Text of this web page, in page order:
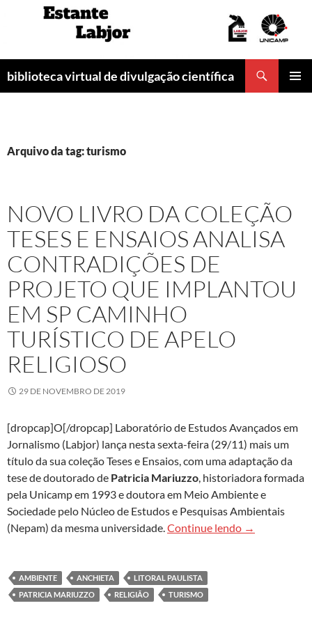
conteúdo
biblioteca virtual de divulgação científica
Arquivo da tag: turismo
NOVO LIVRO DA COLEÇÃO
TESES E ENSAIOS ANALISA
CONTRADIÇÕES DE
PROJETO QUE IMPLANTOU
EM SP CAMINHO
TURÍSTICO DE APELO
RELIGIOSO
29 DE NOVEMBRO DE 2019
[dropcap]O[/dropcap] Laboratório de Estudos Avançados em
Jornalismo (Labjor) lança nesta sexta-feira (29/11) mais um
título da sua coleção Teses e Ensaios, com uma adaptação da
tese de doutorado de Patricia Mariuzzo, historiadora formada
pela Unicamp em 1993 e doutora em Meio Ambiente e
Sociedade pelo Núcleo de Estudos e Pesquisas Ambientais
(Nepam) da mesma universidade.Continue lendo Novo livro da
→
AMBIENTE ANCHIETA
LITORAL PAULISTA
PATRICIA MARIUZZO
RELIGIÃO TURISMO